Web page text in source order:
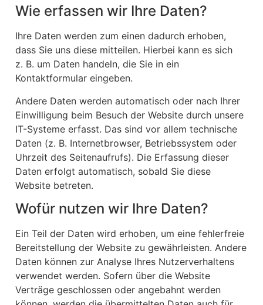
Wie erfassen wir Ihre Daten?
Ihre Daten werden zum einen dadurch erhoben,
dass Sie uns diese mitteilen. Hierbei kann es sich
z. B. um Daten handeln, die Sie in ein
Kontaktformular eingeben.
Andere Daten werden automatisch oder nach Ihrer
Einwilligung beim Besuch der Website durch unsere
IT-Systeme erfasst. Das sind vor allem technische
Daten (z. B. Internetbrowser, Betriebssystem oder
Uhrzeit des Seitenaufrufs). Die Erfassung dieser
Daten erfolgt automatisch, sobald Sie diese
Website betreten.
Wofür nutzen wir Ihre Daten?
Ein Teil der Daten wird erhoben, um eine fehlerfreie
Bereitstellung der Website zu gewährleisten. Andere
Daten können zur Analyse Ihres Nutzerverhaltens
verwendet werden. Sofern über die Website
Verträge geschlossen oder angebahnt werden